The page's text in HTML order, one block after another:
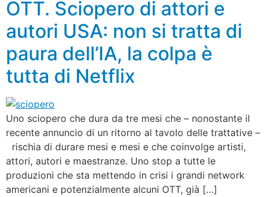
OTT. Sciopero di attori e
autori USA: non si tratta di
paura dell’IA, la colpa è
tutta di Netflix
Uno sciopero che dura da tre mesi che – nonostante il
recente annuncio di un ritorno al tavolo delle trattative –
rischia di durare mesi e mesi e che coinvolge artisti,
attori, autori e maestranze. Uno stop a tutte le
produzioni che sta mettendo in crisi i grandi network
americani e potenzialmente alcuni OTT, già […]